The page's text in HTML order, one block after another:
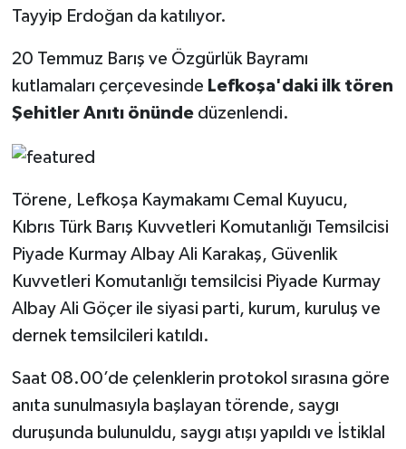
Tayyip Erdoğan da katılıyor.
20 Temmuz Barış ve Özgürlük Bayramı
kutlamaları çerçevesinde Lefkoşa'daki ilk tören
Şehitler Anıtı önünde düzenlendi.
Törene, Lefkoşa Kaymakamı Cemal Kuyucu,
Kıbrıs Türk Barış Kuvvetleri Komutanlığı Temsilcisi
Piyade Kurmay Albay Ali Karakaş, Güvenlik
Kuvvetleri Komutanlığı temsilcisi Piyade Kurmay
Albay Ali Göçer ile siyasi parti, kurum, kuruluş ve
dernek temsilcileri katıldı.
Saat 08.00’de çelenklerin protokol sırasına göre
anıta sunulmasıyla başlayan törende, saygı
duruşunda bulunuldu, saygı atışı yapıldı ve İstiklal